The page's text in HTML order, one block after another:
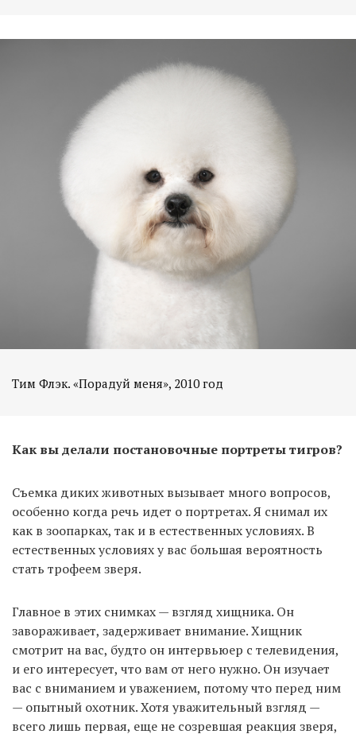
Тим Флэк. «Порадуй меня», 2010 год
Как вы делали постановочные портреты тигров?
Съемка диких животных вызывает много вопросов,
особенно когда речь идет о портретах. Я снимал их
как в зоопарках, так и в естественных условиях. В
естественных условиях у вас большая вероятность
стать трофеем зверя.
Главное в этих снимках — взгляд хищника. Он
завораживает, задерживает внимание. Хищник
смотрит на вас, будто он интервьюер с телевидения,
и его интересует, что вам от него нужно. Он изучает
вас с вниманием и уважением, потому что перед ним
— опытный охотник. Хотя уважительный взгляд —
всего лишь первая, еще не созревшая реакция зверя,